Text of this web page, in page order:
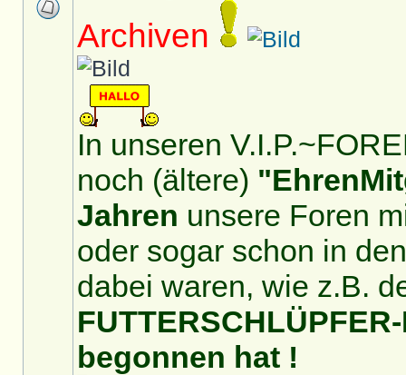
Archiven
In unseren
noch (ältere)
Jahren unsere Foren
oder sogar schon in
dabei waren, wie z.B.
begonnen hat !